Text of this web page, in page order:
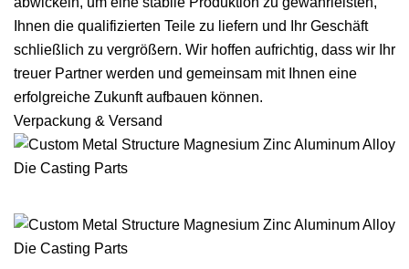
Ihnen die qualifizierten Teile zu liefern und Ihr Geschäft
schließlich zu vergrößern. Wir hoffen aufrichtig, dass wir Ihr
treuer Partner werden und gemeinsam mit Ihnen eine
erfolgreiche Zukunft aufbauen können.
Verpackung & Versand